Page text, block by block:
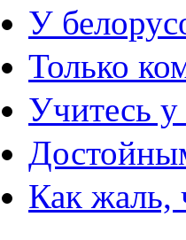
У
Только
Учитесь у
Как жаль,